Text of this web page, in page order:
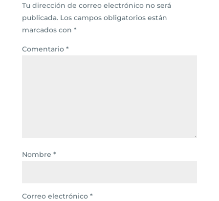
Tu dirección de correo electrónico no será
publicada. Los campos obligatorios están
marcados con *
Comentario *
Nombre *
Correo electrónico *